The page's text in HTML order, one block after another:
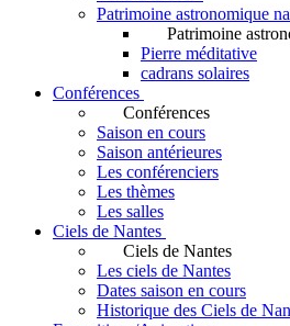
Patrimoine astronomique
Patrimoine
Pierre méditative
cadrans solaires
Conférences
Conférences
Saison en cours
Saison antérieures
Les conférenciers
Les thèmes
Les salles
Ciels de Nantes
Ciels de Nantes
Les ciels de Nantes
Dates saison en cours
Historique des Ciels de